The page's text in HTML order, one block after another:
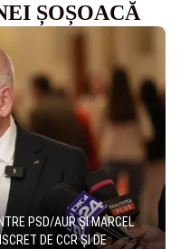
ȘOȘOACĂ
PSD/AUR ȘI MARCEL
DE CCR ȘI DE